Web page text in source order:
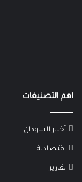
اهم التصنيفات
أخبار السودان
اقتصادية
تقارير